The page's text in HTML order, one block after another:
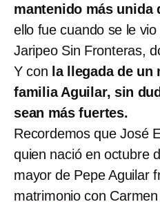
mantenido más unida
ello fue cuando se le
Jaripeo Sin Fronteras,
Y con la llegada de un
familia Aguilar, sin
sean más fuertes.
Recordemos que José
quien nació en octubre
mayor de Pepe Aguilar
matrimonio con